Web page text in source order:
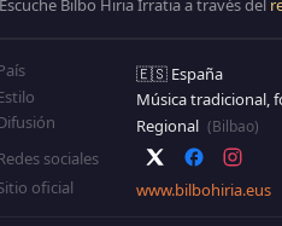
Escuche Bilbo Hiria Irratia a través del
🇪🇸 España
Música tradicional,
Regional (Bilbao)
sociales
oficial
www.bilbohiria.eus